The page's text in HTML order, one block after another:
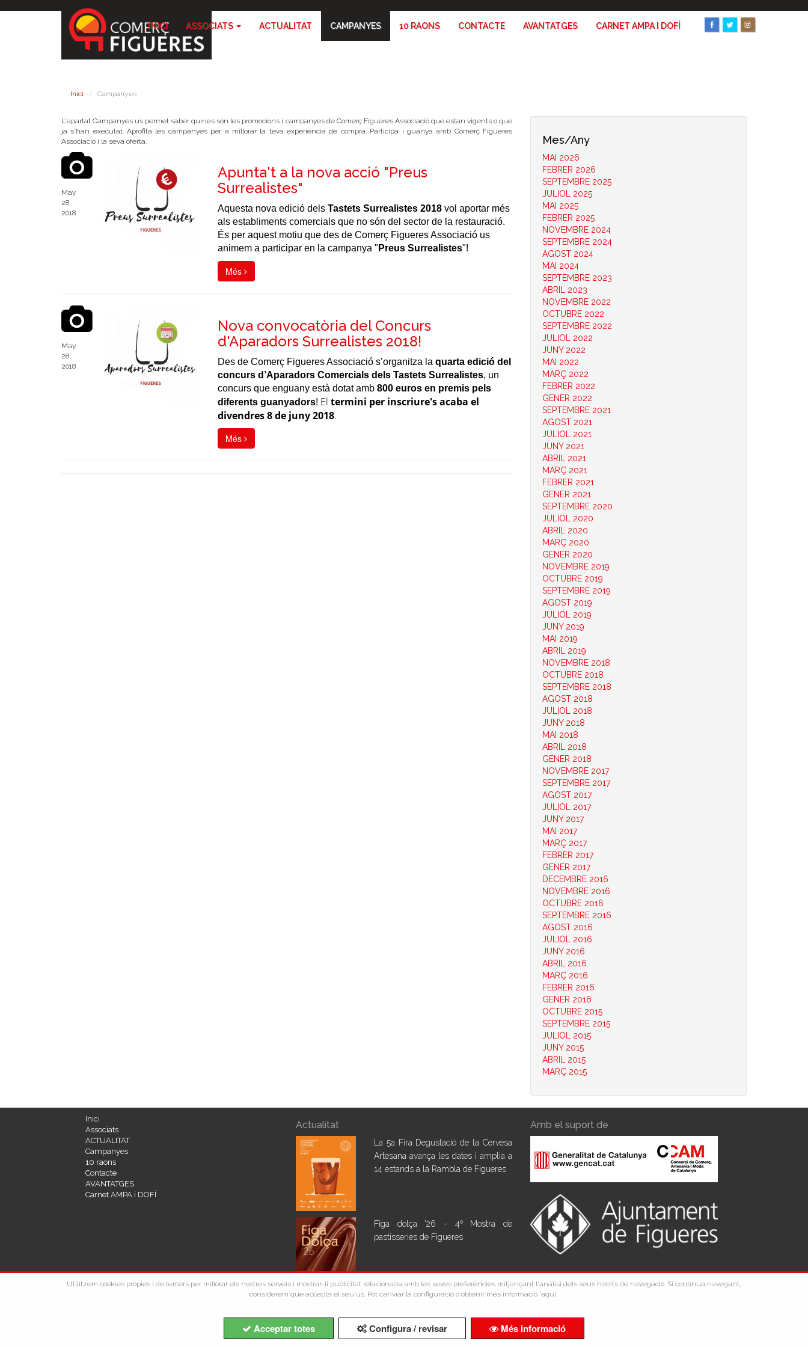
INICI ASSOCIATS ACTUALITAT CAMPANYES 10 RAONS CONTACTE AVANTATGES CARNET AMPA I DOFÍ
Inici Campanyes
L'apartat Campanyes us permet saber quines són les promocions i campanyes de Comerç Figueres Associació que estan vigents o que
ja s'han executat. Aprofita les campanyes per a millorar la teva experiència de compra. Participa i guanya amb Comerç Figueres
Associació i la seva oferta.
May
28,
2018
Apunta't a la nova acció "Preus
Surrealistes"
Aquesta nova edició dels Tastets Surrealistes 2018vol aportar més
als establiments comercials que no són del sector de la restauració.
És per aquest motiu que des de Comerç Figueres Associació us
animem a participar en la campanya " Preus Surrealistes"!
Més
May
28,
2018
Nova convocatòria del Concurs
d'Aparadors Surrealistes 2018!
Des de Comerç Figueres Associació s’organitza la quarta edició del
concurs d’Aparadors Comercials dels Tastets Surrealistes, un
concurs que enguany està dotat amb 800 euros en premis pels
diferents guanyadors! El termini per inscriure's acaba el
divendres 8 de juny 2018.
Més
Mes/Any
MAI 2026
FEBRER 2026
SEPTEMBRE 2025
JULIOL 2025
MAI 2025
FEBRER 2025
NOVEMBRE 2024
SEPTEMBRE 2024
AGOST 2024
MAI 2024
SEPTEMBRE 2023
ABRIL 2023
NOVEMBRE 2022
OCTUBRE 2022
SEPTEMBRE 2022
JULIOL 2022
JUNY 2022
MAI 2022
MARÇ 2022
FEBRER 2022
GENER 2022
SEPTEMBRE 2021
AGOST 2021
JULIOL 2021
JUNY 2021
ABRIL 2021
MARÇ 2021
FEBRER 2021
GENER 2021
SEPTEMBRE 2020
JULIOL 2020
ABRIL 2020
MARÇ 2020
GENER 2020
NOVEMBRE 2019
OCTUBRE 2019
SEPTEMBRE 2019
AGOST 2019
JULIOL 2019
JUNY 2019
MAI 2019
ABRIL 2019
NOVEMBRE 2018
OCTUBRE 2018
SEPTEMBRE 2018
AGOST 2018
JULIOL 2018
JUNY 2018
MAI 2018
ABRIL 2018
GENER 2018
NOVEMBRE 2017
SEPTEMBRE 2017
AGOST 2017
JULIOL 2017
JUNY 2017
MAI 2017
MARÇ 2017
FEBRER 2017
GENER 2017
DECEMBRE 2016
NOVEMBRE 2016
OCTUBRE 2016
SEPTEMBRE 2016
AGOST 2016
JULIOL 2016
JUNY 2016
ABRIL 2016
MARÇ 2016
FEBRER 2016
GENER 2016
OCTUBRE 2015
SEPTEMBRE 2015
JULIOL 2015
JUNY 2015
ABRIL 2015
MARÇ 2015
Inici
Associats
ACTUALITAT
Campanyes
10 raons
Contacte
AVANTATGES
Carnet AMPA i DOFÍ
Actualitat
La 5a Fira Degustació de la Cervesa
Artesana avança les dates i amplia a
14 estands a la Rambla de Figueres
Figa dolça '26 - 4º Mostra de
pastisseries de Figueres
Amb el suport de
Avís Legal
Política de Privacidad Política de Cookies
Utilitzem cookies pròpies i de tercers per millorar els nostres serveis i mostrar-li publicitat relacionada amb les seves preferències mitjançant l'anàlisi dels seus hàbits de navegació. Si contínua navegant,
considerem que accepta el seu ús. Pot canviar la configuració o obtenir més informació ‘aquí’.
Acceptar totes Configura / revisar Més informació